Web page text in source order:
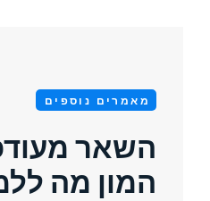
מאמרים נוספים
השאר
המון מה